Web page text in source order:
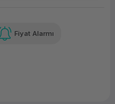
Fiyat Alarmı